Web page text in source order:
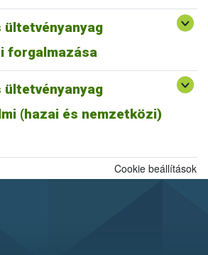
forgalmazása
esetén
(hazai és nemzetközi)
forgalom - határkirendeltségtől eltérő
forgalom - Export áru
vizsgálata
- Növényútlevél használata
esetén
vizsgálata
Cookie beállítások